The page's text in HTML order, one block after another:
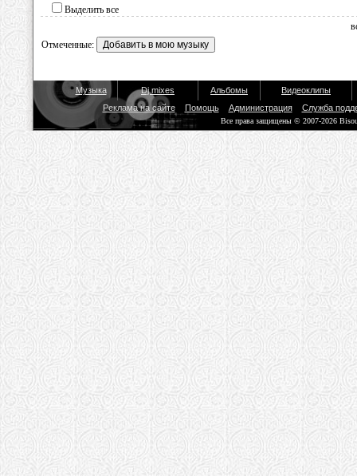
Выделить все
Отмеченные:
Музыка Dj mixes Альбомы
Видеоклипы
Реклама на сайте
Помощь Администрация Служба
Все права защищены © 2007-2026